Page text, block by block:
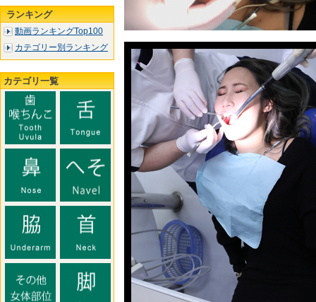
ランキング
動画ランキングTop100
カテゴリー別ランキング
カテゴリ一覧